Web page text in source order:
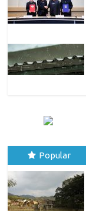
Popular